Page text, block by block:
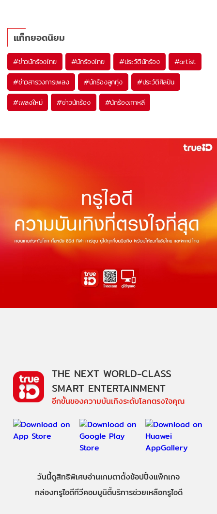
แท็กยอดนิยม
#ข่าวนักร้องไทย #นักร้องไทย #ประวัตินักร้อง #artist
#ข่าวสารวงการเพลง #นักร้องลูกทุ่ง #ประวัติศิลปิน
#เพลงใหม่ #ข่าวนักร้อง #นักร้องเกาหลี
THE NEXT WORLD-CLASS
SMART ENTERTAINMENT
อีกขั้นของความบันเทิงระดับโลกตรงใจคุณ
วันนี้ดูสิทธิพิเศษอ่านเกมตาตั้งช้อปปิ้งแพ็กเกจ
กล่องทรูไอดีทีวีคอมมูนิตี้บริการช่วยเหลือทรูไอดี